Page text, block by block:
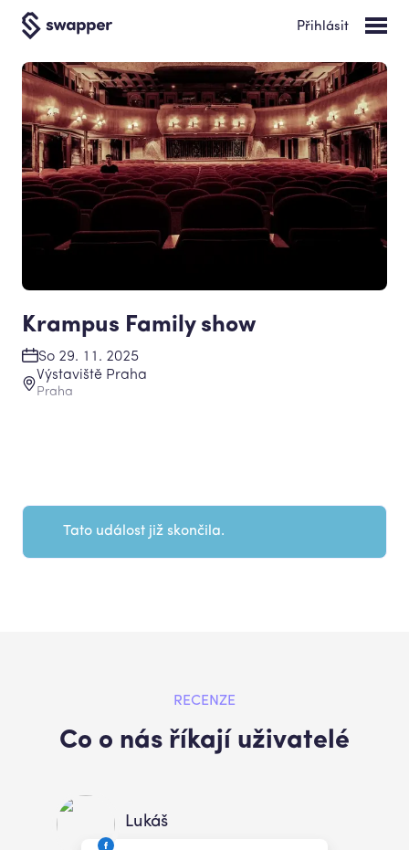
Přihlásit
Krampus Family show
So 29. 11. 2025
Výstaviště Praha
Praha
Tato událost již skončila.
RECENZE
Co o nás říkají uživatelé
Lukáš